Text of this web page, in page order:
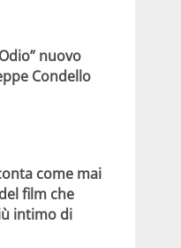
nuovo
Condello
come mai
film che
intimo di